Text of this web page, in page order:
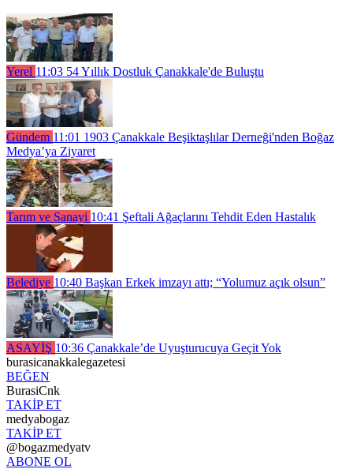
Yerel 11:03 54 Yıllık Dostluk Çanakkale'de Buluştu
Gündem 11:01 1903 Çanakkale Beşiktaşlılar Derneği'nden Boğaz
Medya’ya Ziyaret
Tarım ve Sanayi 10:41 Şeftali Ağaçlarını Tehdit Eden Hastalık
Belediye 10:40 Başkan Erkek imzayı attı; “Yolumuz açık olsun”
ASAYİŞ 10:36 Çanakkale’de Uyuşturucuya Geçit Yok
burasicanakkalegazetesi
BEĞEN
BurasiCnk
TAKİP ET
medyabogaz
TAKİP ET
@bogazmedyatv
ABONE OL